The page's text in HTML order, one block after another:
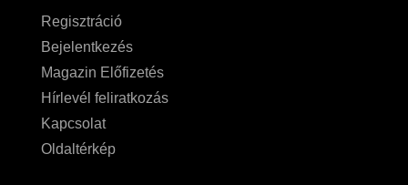
Regisztráció
Bejelentkezés
Magazin Előfizetés
Hírlevél feliratkozás
Kapcsolat
Oldaltérkép